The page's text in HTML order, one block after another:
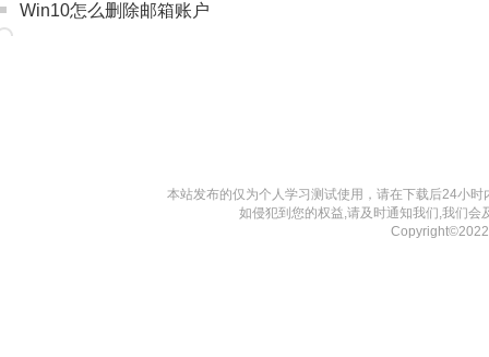
Win10怎么删除邮箱账户
本站发布的仅为个人学习测试使用，请在下载后24小
如侵犯到您的权益,请及时通知我们,我们